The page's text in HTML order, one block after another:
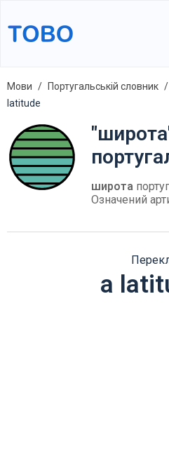
Мови Португальській словник
latitude
широта
Означений
a